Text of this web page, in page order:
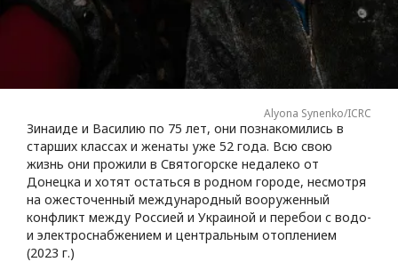
Alyona Synenko/ICRC
Зинаиде и Василию по 75 лет, они познакомились в
старших классах и женаты уже 52 года. Всю свою
жизнь они прожили в Святогорске недалеко от
Донецка и хотят остаться в родном городе, несмотря
на ожесточенный международный вооруженный
конфликт между Россией и Украиной и перебои с водо-
и электроснабжением и центральным отоплением
(2023 г.)